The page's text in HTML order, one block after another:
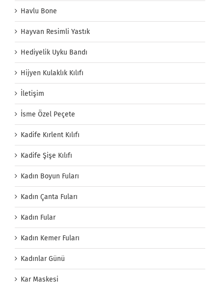
Havlu Bone
Hayvan Resimli Yastık
Hediyelik Uyku Bandı
Hijyen Kulaklık Kılıfı
İletişim
İsme Özel Peçete
Kadife Kırlent Kılıfı
Kadife Şişe Kılıfı
Kadın Boyun Fuları
Kadın Çanta Fuları
Kadın Fular
Kadın Kemer Fuları
Kadınlar Günü
Kar Maskesi